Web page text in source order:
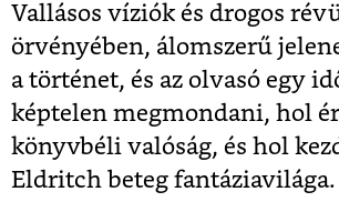
Vallásos víziók és drogos
örvényében, álomszerű
a történet, és az olvasó egy
képtelen megmondani, hol
könyvbéli valóság, és hol
Eldritch beteg fantáziavilága.